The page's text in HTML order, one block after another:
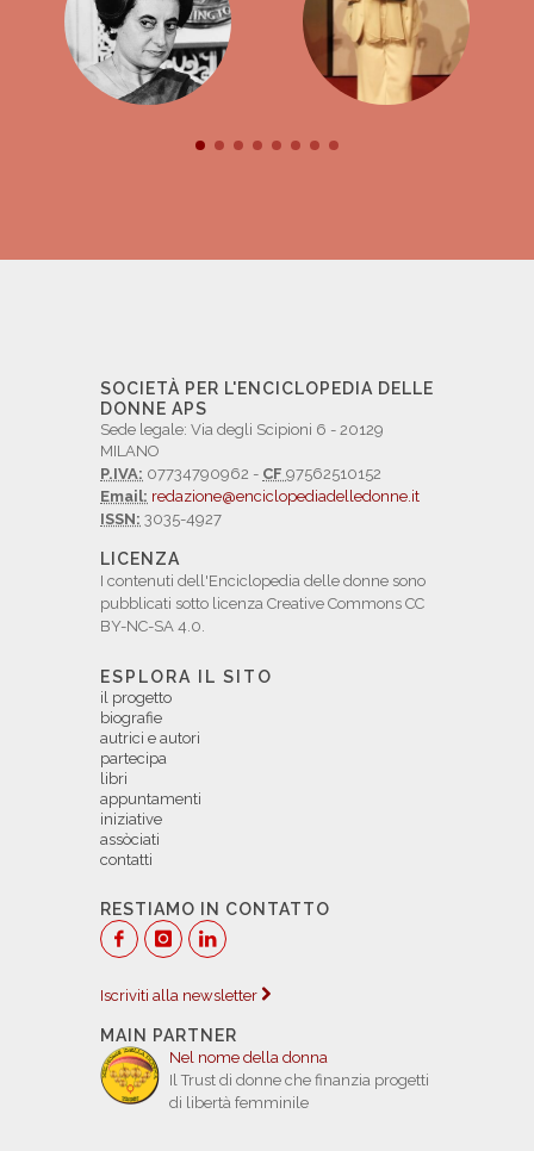
SOCIETÀ PER L'ENCICLOPEDIA DELLE
DONNE APS
Sede legale: Via degli Scipioni 6 - 20129
MILANO
P.IVA: 07734790962 - CF 97562510152
Email: redazione@enciclopediadelledonne.it
ISSN: 3035-4927
LICENZA
I contenuti dell'Enciclopedia delle donne sono
pubblicati sotto licenza Creative Commons CC
BY-NC-SA 4.0.
ESPLORA IL SITO
il progetto
biografie
autrici e autori
partecipa
libri
appuntamenti
iniziative
assòciati
contatti
RESTIAMO IN CONTATTO
Iscriviti alla newsletter
MAIN PARTNER
Nel nome della donna
Il Trust di donne che finanzia progetti
di libertà femminile